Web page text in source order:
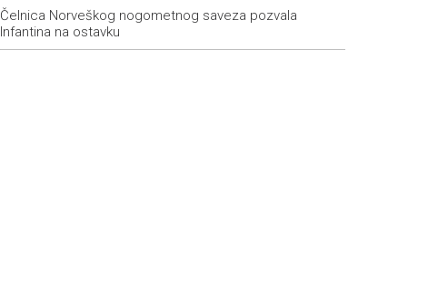
Čelnica Norveškog nogometnog saveza pozvala
Infantina na ostavku